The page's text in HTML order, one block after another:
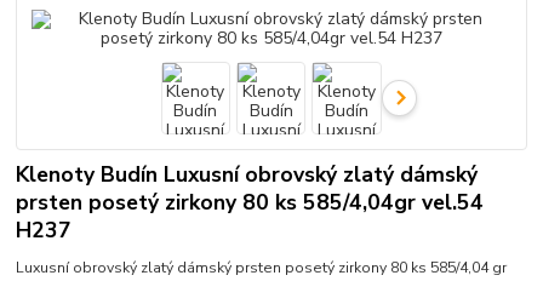
Klenoty Budín Luxusní obrovský zlatý dámský
prsten posetý zirkony 80 ks 585/4,04gr vel.54
H237
Luxusní obrovský zlatý dámský prsten posetý zirkony 80 ks 585/4,04 gr